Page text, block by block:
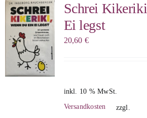
Schrei
Ei legst
20,60 €
inkl. 10 % MwSt.
zzgl.
Versandkosten